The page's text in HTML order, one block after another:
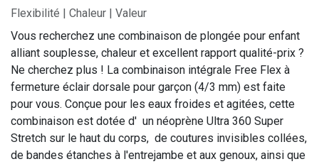
Flexibilité | Chaleur | Valeur
Vous recherchez une combinaison de plongée pour enfant
alliant souplesse, chaleur et excellent rapport qualité-prix ?
Ne cherchez plus ! La combinaison intégrale Free Flex à
fermeture éclair dorsale pour garçon (4/3 mm) est faite
pour vous. Conçue pour les eaux froides et agitées, cette
combinaison est dotée d' un néoprène Ultra 360 Super
Stretch sur le haut du corps, de coutures invisibles collées,
de bandes étanches à l'entrejambe et aux genoux, ainsi que